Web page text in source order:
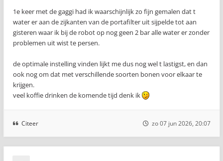
1e keer met de gaggi had ik waarschijnlijk zo fijn gemalen dat t
water er aan de zijkanten van de portafilter uit sijpelde tot aan
gisteren waar ik bij de robot op nog geen 2 bar alle water er zonder
problemen uit wist te persen.
de optimale instelling vinden lijkt me dus nog wel t lastigst, en dan
ook nog om dat met verschillende soorten bonen voor elkaar te
krijgen.
veel koffie drinken de komende tijd denk ik
Citeer zo 07 jun 2026, 20:07